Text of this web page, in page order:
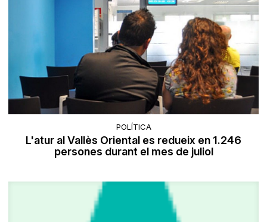
POLÍTICA
L'atur al Vallès Oriental es redueix en 1.246
persones durant el mes de juliol